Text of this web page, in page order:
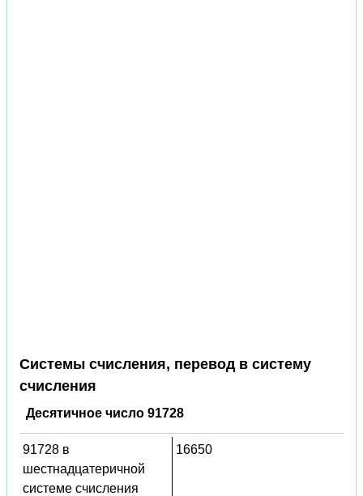
Системы счисления, перевод в систему
счисления
Десятичное число 91728
91728 в
шестнадцатеричной
системе счисления
16650